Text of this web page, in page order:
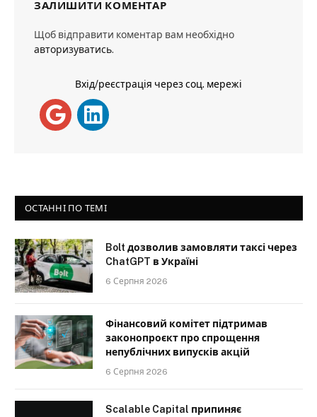
ЗАЛИШИТИ КОМЕНТАР
Щоб відправити коментар вам необхідно
авторизуватись.
Вхід/реєстрація через соц. мережі
ОСТАННІ ПО ТЕМІ
Bolt дозволив замовляти таксі через
ChatGPT в Україні
6 Серпня 2026
Фінансовий комітет підтримав
законопроєкт про спрощення
непублічних випусків акцій
6 Серпня 2026
Scalable Capital припиняє